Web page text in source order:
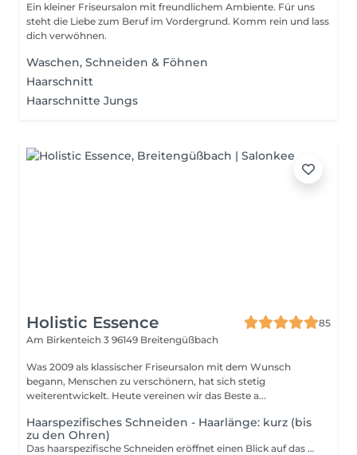
Ein kleiner Friseursalon mit freundlichem Ambiente. Für uns
steht die Liebe zum Beruf im Vordergrund. Komm rein und lass
dich verwöhnen.
Waschen, Schneiden & Föhnen
Haarschnitt
Haarschnitte Jungs
Holistic Essence
85
Am Birkenteich 3 96149 Breitengüßbach
Was 2009 als klassischer Friseursalon mit dem Wunsch
begann, Menschen zu verschönern, hat sich stetig
weiterentwickelt. Heute vereinen wir das Beste a...
Haarspezifisches Schneiden - Haarlänge: kurz (bis
zu den Ohren)
Das haarspezifische Schneiden eröffnet einen Blick auf das Haar als lebendiges Element dessen Eigenart sich in der natürlichen Wuchsrichtung und der feinen Torsion jeder Strähne zeigt. Jede Haarsträhne folgt ihrer individuellen Bewegung, wodurch ein eigenständiger Charakter entsteht. Die Konturen des Gesichts und die Linien des Kopfs dienen als Grundlage für die präzise Gestaltung. Der Schnitt greift die vorhandenen Strukturen auf und bringt sie in ein ausgewogenes Verhältnis. Die Handhabung der Frisur wird durch eine passgenaue Abstimmung der Schnittführung erleichtert. Technische Präzision und kreative Umsetzung verschmelzen zu einem Gesamtkonzept, das den persönlichen Ausdruck fördert und die Identität des Trägers sichtbar macht.